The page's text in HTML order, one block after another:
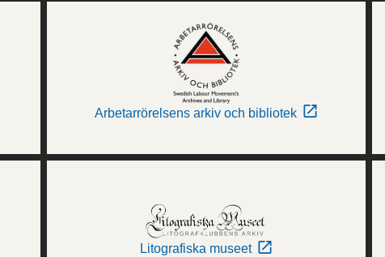
Arbetarrörelsens arkiv och bibliotek
Litografiska museet